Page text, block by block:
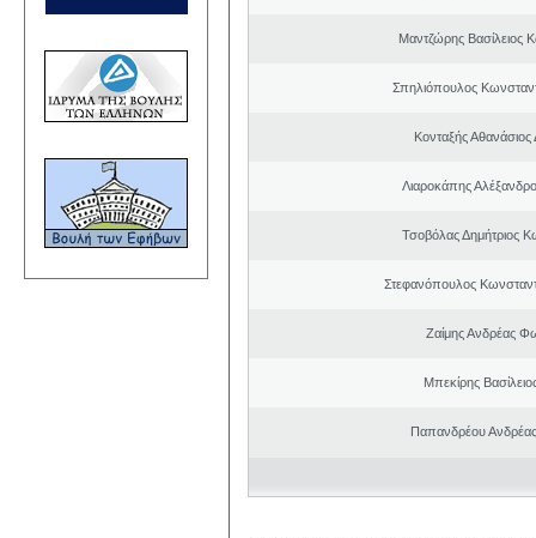
Μαντζώρης Βασίλειος
Σπηλιόπουλος
Κονταξής Αθανάσιος
Λιαροκάπης
Τσοβόλας Δημήτριος
Στεφανόπουλος
Ζαίμης Ανδρέας
Μπεκίρης
Παπανδρέου